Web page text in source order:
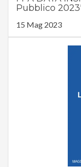
Pubblico
15 Mag 2023